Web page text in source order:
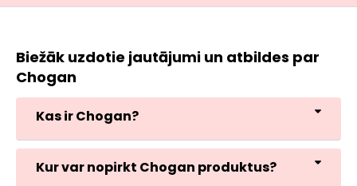
Biežāk uzdotie jautājumi un atbildes par
Chogan
Kas ir Chogan?
Kur var nopirkt Chogan produktus?